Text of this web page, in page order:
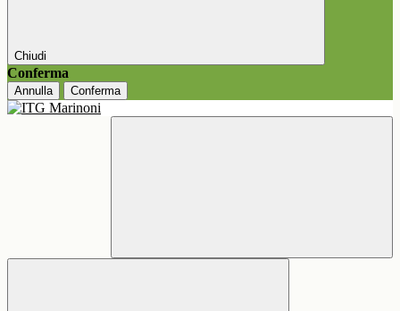
Chiudi
Conferma
Annulla Conferma